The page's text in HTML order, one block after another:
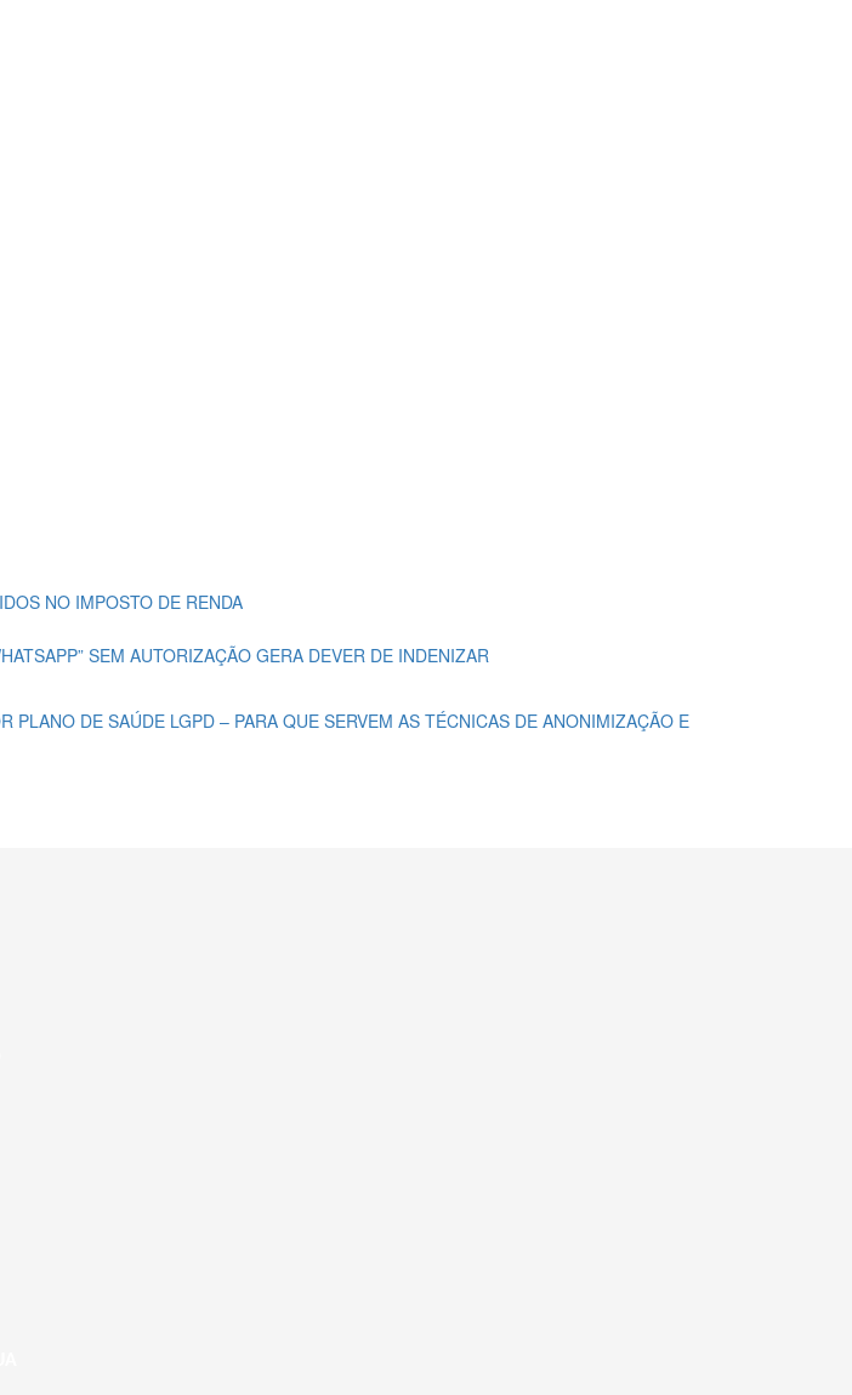
NO IMPOSTO DE RENDA
SEM AUTORIZAÇÃO GERA DEVER DE INDENIZAR
PLANO DE SAÚDE LGPD – PARA QUE SERVEM AS TÉCNICAS DE ANONIMIZAÇÃO E